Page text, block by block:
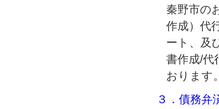
秦野市の
作成）代
ート、及
書作成/代
おります
３．債務弁